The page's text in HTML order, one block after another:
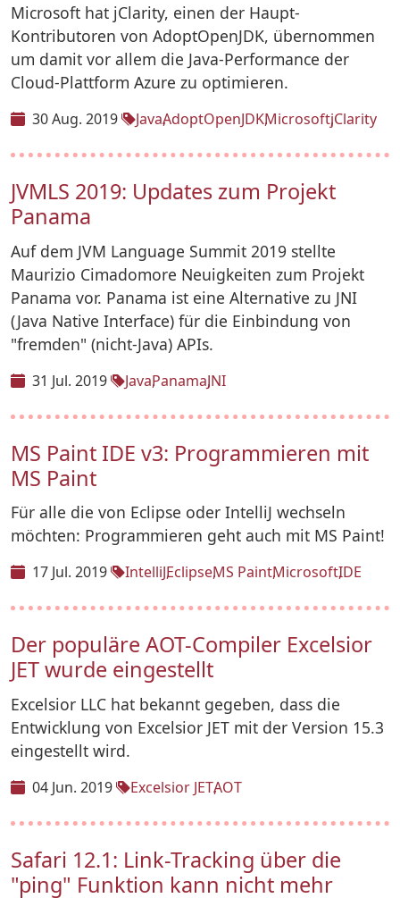
Microsoft hat jClarity, einen der Haupt-
Kontributoren von AdoptOpenJDK, übernommen
um damit vor allem die Java-Performance der
Cloud-Plattform Azure zu optimieren.
30 Aug. 2019 JavaAdoptOpenJDKMicrosoftjClarity
JVMLS 2019: Updates zum Projekt
Panama
Auf dem JVM Language Summit 2019 stellte
Maurizio Cimadomore Neuigkeiten zum Projekt
Panama vor. Panama ist eine Alternative zu JNI
(Java Native Interface) für die Einbindung von
"fremden" (nicht-Java) APIs.
31 Jul. 2019 JavaPanamaJNI
MS Paint IDE v3: Programmieren mit
MS Paint
Für alle die von Eclipse oder IntelliJ wechseln
möchten: Programmieren geht auch mit MS Paint!
17 Jul. 2019 IntelliJEclipseMS PaintMicrosoftIDE
Der populäre AOT-Compiler Excelsior
JET wurde eingestellt
Excelsior LLC hat bekannt gegeben, dass die
Entwicklung von Excelsior JET mit der Version 15.3
eingestellt wird.
04 Jun. 2019 Excelsior JETAOT
Safari 12.1: Link-Tracking über die
"ping" Funktion kann nicht mehr